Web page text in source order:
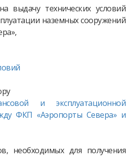
выдачу технических условий
наземных сооружений
и эксплуатационной
ФКП «Аэропорты Севера» и
необходимых для получения